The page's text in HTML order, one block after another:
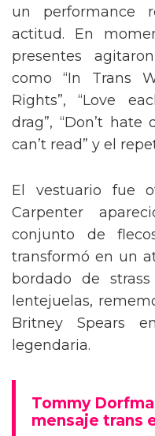
un performance
actitud. En
presentes
como “In Trans
Rights”, “Love
drag”, “Don’t
can’t read” y el
El vestuario fue
Carpenter
conjunto de
transformó en un
bordado de
lentejuelas,
Britney Spears
legendaria.
Tommy
mensaje trans